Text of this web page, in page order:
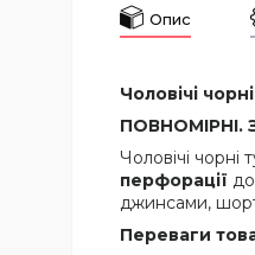
Опис
Чоловічі
ПОВНОМІРНІ.
Чоловічі
перфорації
джинсами,
Переваги